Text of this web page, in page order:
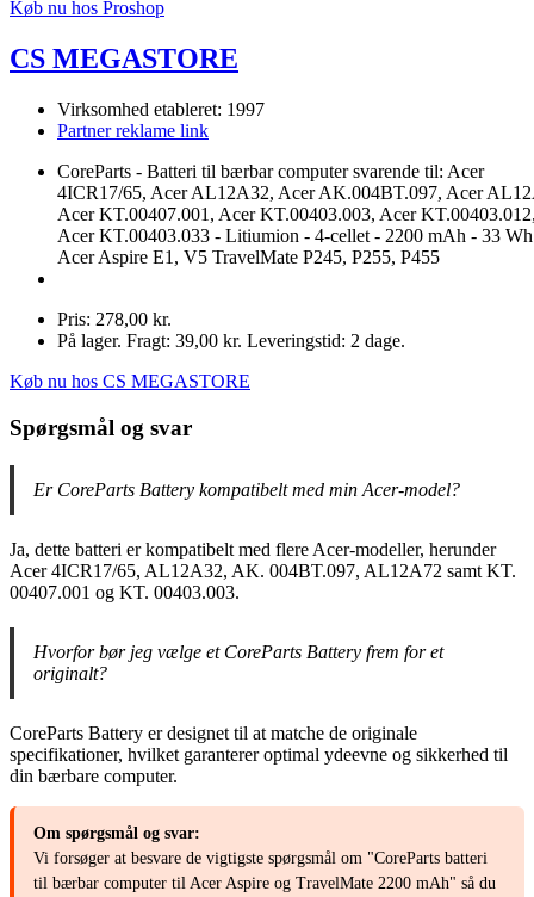
Køb nu hos Proshop
CS MEGASTORE
Virksomhed etableret: 1997
Partner reklame link
CoreParts - Batteri til bærbar computer svarende til: Acer
4ICR17/65, Acer AL12A32, Acer AK.004BT.097, Acer
Acer KT.00407.001, Acer KT.00403.003, Acer
Acer KT.00403.033 - Litiumion - 4-cellet - 2200 mAh - 33
Acer Aspire E1, V5 TravelMate P245, P255, P455
Pris: 278,00 kr.
På lager. Fragt: 39,00 kr. Leveringstid: 2 dage.
Køb nu hos CS MEGASTORE
Spørgsmål og svar
Er CoreParts Battery kompatibelt med min Acer-model?
Ja, dette batteri er kompatibelt med flere Acer-modeller, herunder
Acer 4ICR17/65, AL12A32, AK. 004BT.097, AL12A72 samt KT.
00407.001 og KT. 00403.003.
Hvorfor bør jeg vælge et CoreParts Battery frem for et
originalt?
CoreParts Battery er designet til at matche de originale
specifikationer, hvilket garanterer optimal ydeevne og sikkerhed til
din bærbare computer.
Om spørgsmål og svar:
Vi forsøger at besvare de vigtigste spørgsmål om "CoreParts batteri
til bærbar computer til Acer Aspire og TravelMate 2200 mAh" så du